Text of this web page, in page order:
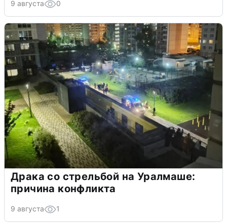
9 августа 0
Драка со стрельбой на Уралмаше:
причина конфликта
9 августа 1